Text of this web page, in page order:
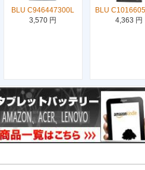
BLU C946447300L
3,570 円
BLU
4,363 円